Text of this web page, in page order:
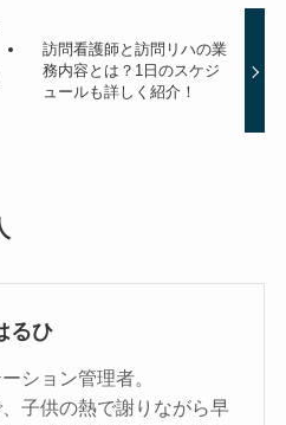
訪問看護師と訪問リハの業
務内容とは？1日のスケジ
ュールも詳しく紹介！
るひ
ション管理者。
子供の熱で謝りながら早